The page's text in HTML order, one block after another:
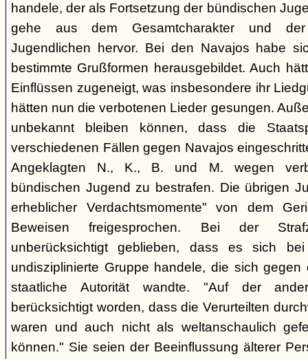
handele, der als Fortsetzung der bündischen
gehe aus dem Gesamtcharakter und der
Jugendlichen hervor. Bei den Navajos habe
bestimmte Grußformen herausgebildet. Auch
Einflüssen zugeneigt, was insbesondere ihr
hätten nun die verbotenen Lieder gesungen.
unbekannt bleiben können, dass die
verschiedenen Fällen gegen Navajos
Angeklagten N., K., B. und M. wegen
bündischen Jugend zu bestrafen. Die übrigen
erheblicher Verdachtsmomente" von dem
Beweisen freigesprochen. Bei der
unberücksichtigt geblieben, dass es sich
undisziplinierte Gruppe handele, die sich
staatliche Autorität wandte. "Auf der
berücksichtigt worden, dass die Verurteilten
waren und auch nicht als weltanschaulich
können." Sie seien der Beeinflussung älterer